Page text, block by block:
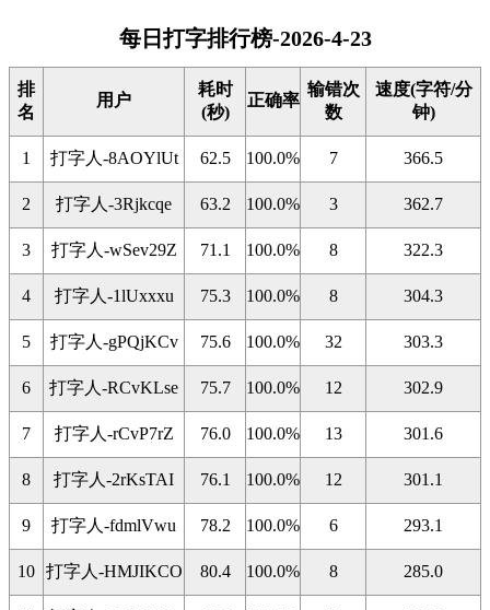
每日打字排行榜-2026-4-23
排
名
用户
耗时
(秒)
正确率
输错次
数
速度(字符/分
钟)
1 打字人-8AOYlUt 62.5 100.0% 7 366.5
2 打字人-3Rjkcqe 63.2 100.0% 3 362.7
3 打字人-wSev29Z 71.1 100.0% 8 322.3
4 打字人-1lUxxxu 75.3 100.0% 8 304.3
5 打字人-gPQjKCv 75.6 100.0% 32 303.3
6 打字人-RCvKLse 75.7 100.0% 12 302.9
7 打字人-rCvP7rZ 76.0 100.0% 13 301.6
8 打字人-2rKsTAI 76.1 100.0% 12 301.1
9 打字人-fdmlVwu 78.2 100.0% 6 293.1
10 打字人-HMJIKCO 80.4 100.0% 8 285.0